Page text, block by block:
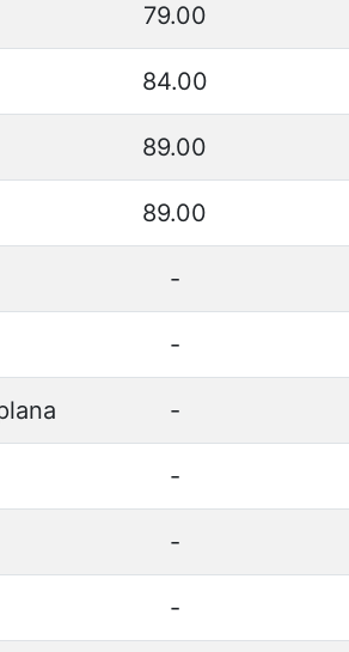
79.00
84.00
89.00
89.00
-
-
-
-
-
-